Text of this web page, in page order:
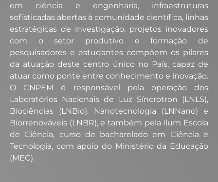
em ciência e engenharia, infraestruturas
sofisticadas abertas à comunidade científica, linhas
estratégicas de investigação, projetos inovadores
com o setor produtivo e formação de
pesquisadores e estudantes compõem os pilares
da atuação deste centro único no País, capaz de
atuar como ponte entre conhecimento e inovação.
O CNPEM é responsável pela operação dos
Laboratórios Nacionais de Luz Síncrotron (LNLS),
Biociências (LNBio), Nanotecnologia (LNNano) e
Biorrenováveis (LNBR), e também pela Ilum Escola
de Ciência, curso de bacharelado em Ciência e
Tecnologia, com apoio do Ministério da Educação
(MEC).